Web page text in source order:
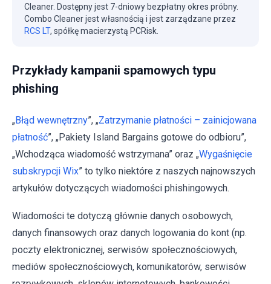
Cleaner. Dostępny jest 7-dniowy bezpłatny okres próbny.
Combo Cleaner jest własnością i jest zarządzane przez
RCS LT, spółkę macierzystą PCRisk.
Przykłady kampanii spamowych typu
phishing
„Błąd wewnętrzny”, „Zatrzymanie płatności – zainicjowana
płatność”, „Pakiety Island Bargains gotowe do odbioru”,
„Wchodząca wiadomość wstrzymana” oraz „Wygaśnięcie
subskrypcji Wix” to tylko niektóre z naszych najnowszych
artykułów dotyczących wiadomości phishingowych.
Wiadomości te dotyczą głównie danych osobowych,
danych finansowych oraz danych logowania do kont (np.
poczty elektronicznej, serwisów społecznościowych,
mediów społecznościowych, komunikatorów, serwisów